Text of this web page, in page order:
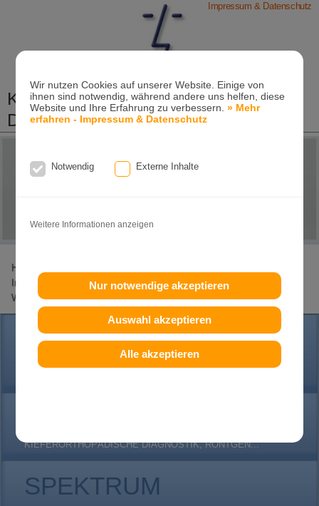
Wir nutzen Cookies auf unserer Website. Einige von
ihnen sind notwendig, während andere uns helfen, diese
Website und Ihre Erfahrung zu verbessern.» Mehr
erfahren - Impressum & Datenschutz
Notwendig Externe Inhalte
Weitere Informationen anzeigen
Nur notwendige akzeptieren
Auswahl akzeptieren
Alle akzeptieren
Impressum & Datenschutz
Kieferorthopädische Praxis
Dr. Konik & Kollegen
Erwachsene
Ganzheitliche-Kieferorthopädie
Home
Invisalign-Teen
Damon-System Incognito
Clear-Aligner
Weitere Seiten
ERWACHSENE
(FAST) UNSICHTBARE INVISALIGN ZAHNSPANGEN, DAMON-
KIEFERORTHOPÄDISCHE DIAGNOSTIK, RÖNTGEN...
SPEKTRUM